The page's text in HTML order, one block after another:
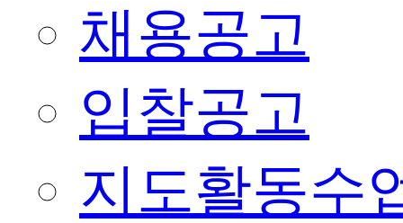
채용공고
입찰공고
지도활동수